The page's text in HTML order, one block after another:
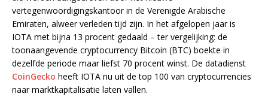
vertegenwoordigingskantoor in de Verenigde Arabische
Emiraten, alweer verleden tijd zijn. In het afgelopen jaar is
IOTA met bijna 13 procent gedaald – ter vergelijking: de
toonaangevende cryptocurrency Bitcoin (BTC) boekte in
dezelfde periode maar liefst 70 procent winst. De datadienst
CoinGecko heeft IOTA nu uit de top 100 van cryptocurrencies
naar marktkapitalisatie laten vallen.